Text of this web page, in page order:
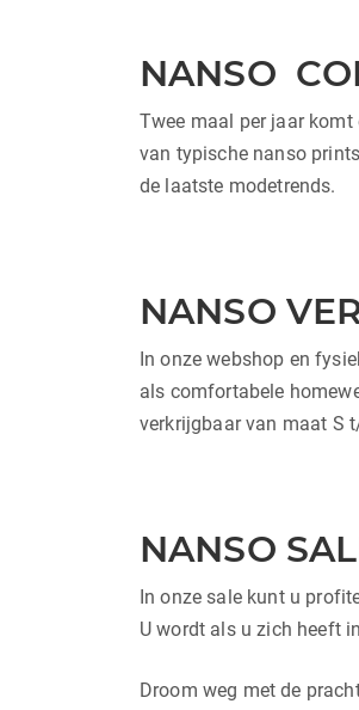
NANSO
Twee maal per jaar komt
van typische nanso
de laatste modetrends.
NANSO
In onze webshop en
als comfortabele
verkrijgbaar van maat S
NANSO
In onze sale kunt u
U wordt als u zich heeft
Droom weg met de